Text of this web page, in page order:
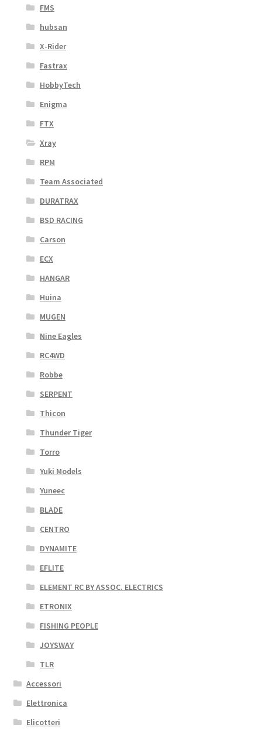
FMS
hubsan
X-Rider
Fastrax
HobbyTech
Enigma
FTX
Xray
RPM
Team Associated
DURATRAX
BSD RACING
Carson
ECX
HANGAR
Huina
MUGEN
Nine Eagles
RC4WD
Robbe
SERPENT
Thicon
Thunder Tiger
Torro
Yuki Models
Yuneec
BLADE
CENTRO
DYNAMITE
EFLITE
ELEMENT RC BY ASSOC. ELECTRICS
ETRONIX
FISHING PEOPLE
JOYSWAY
TLR
Accessori
Elettronica
Elicotteri